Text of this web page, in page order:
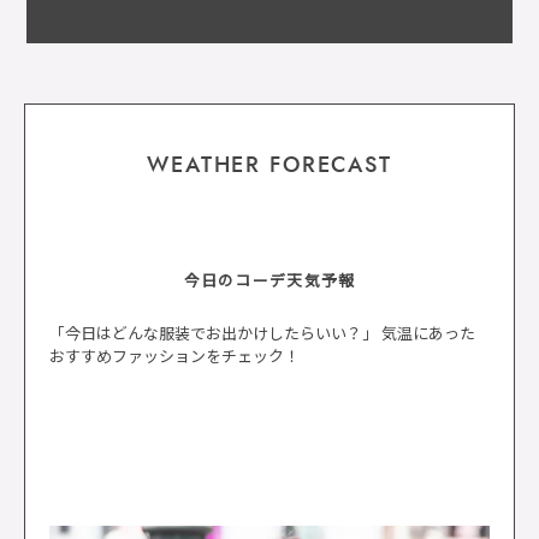
WEATHER FORECAST
今日のコーデ天気予報
「今日はどんな服装でお出かけしたらいい？」 気温にあった
おすすめファッションをチェック！